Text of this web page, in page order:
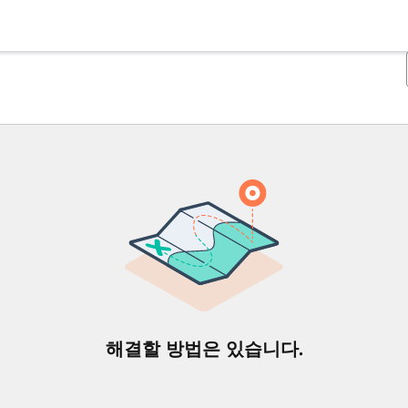
해결할 방법은 있습니다.